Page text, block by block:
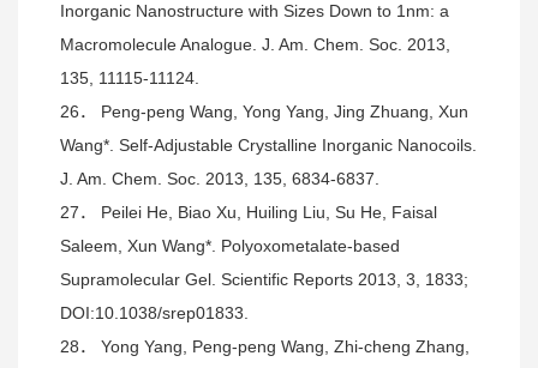
Inorganic Nanostructure with Sizes Down to 1nm: a
Macromolecule Analogue. J. Am. Chem. Soc. 2013,
135, 11115-11124.
26． Peng-peng Wang, Yong Yang, Jing Zhuang, Xun
Wang*. Self-Adjustable Crystalline Inorganic Nanocoils.
J. Am. Chem. Soc. 2013, 135, 6834-6837.
27． Peilei He, Biao Xu, Huiling Liu, Su He, Faisal
Saleem, Xun Wang*. Polyoxometalate-based
Supramolecular Gel. Scientific Reports 2013, 3, 1833;
DOI:10.1038/srep01833.
28． Yong Yang, Peng-peng Wang, Zhi-cheng Zhang,